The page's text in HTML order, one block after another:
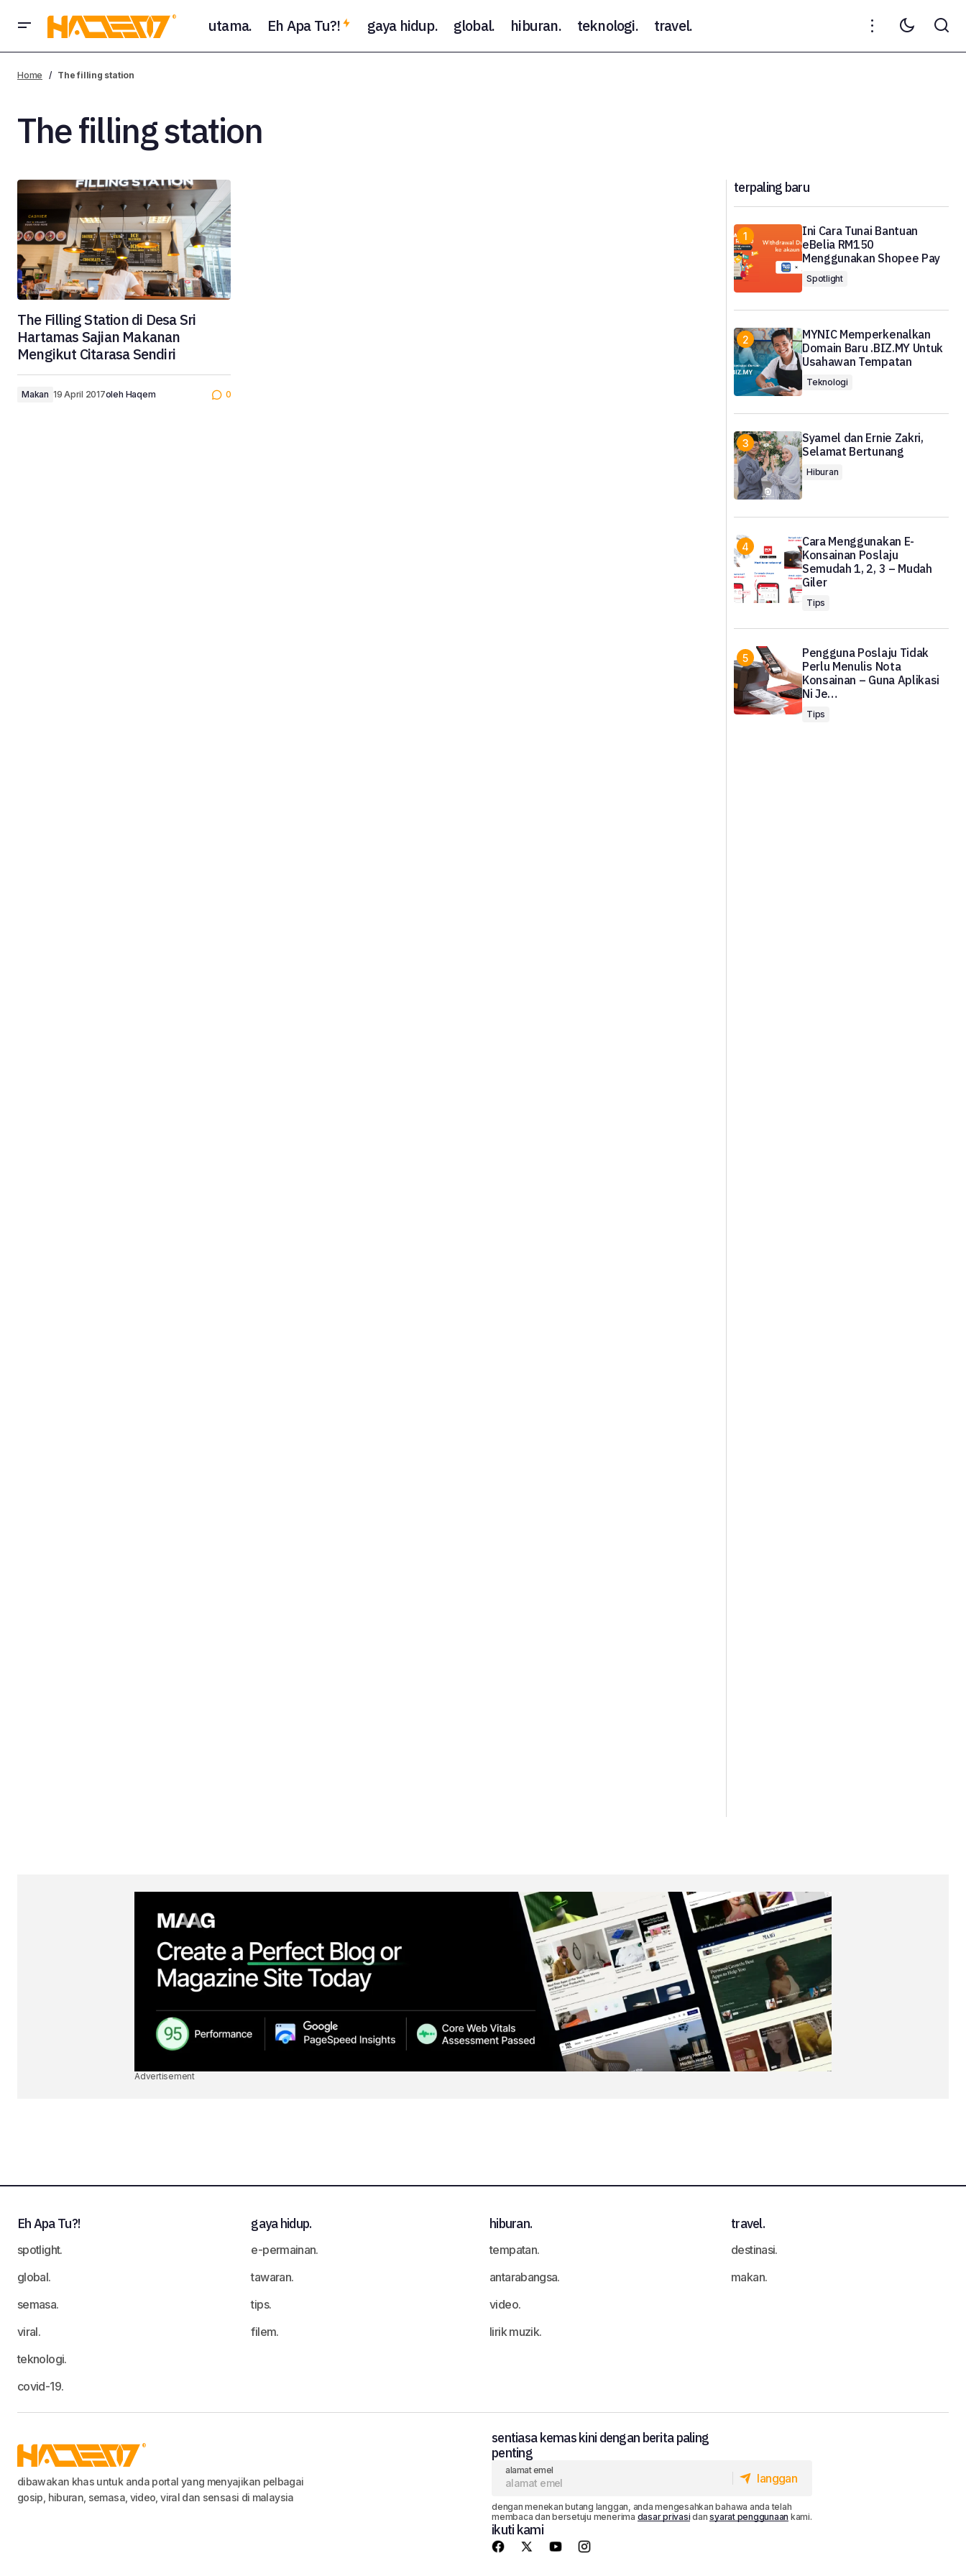
utama. Eh Apa Tu?! gaya hidup. global. hiburan. teknologi. travel.
Home The filling station
The filling station
The Filling Station di Desa Sri
Hartamas Sajian Makanan
Mengikut Citarasa Sendiri
Makan 19 April 2017oleh Haqem 0
terpaling baru
Ini Cara Tunai Bantuan
eBelia RM150
Menggunakan Shopee Pay
Spotlight
MYNIC Memperkenalkan
Domain Baru .BIZ.MY Untuk
Usahawan Tempatan
Teknologi
Syamel dan Ernie Zakri,
Selamat Bertunang
Hiburan
Cara Menggunakan E-
Konsainan Poslaju
Semudah 1, 2, 3 – Mudah
Giler
Tips
Pengguna Poslaju Tidak
Perlu Menulis Nota
Konsainan – Guna Aplikasi
Ni Je…
Tips
Advertisement
dibawakan khas untuk anda portal yang menyajikan pelbagai
gosip, hiburan, semasa, video, viral dan sensasi di malaysia
Eh Apa Tu?!
spotlight.
global.
semasa.
viral.
teknologi.
covid-19.
gaya hidup.
e-permainan.
tawaran.
tips.
filem.
hiburan.
tempatan.
antarabangsa.
video.
lirik muzik.
travel.
destinasi.
makan.
sentiasa kemas kini dengan berita paling
penting
alamat emel
langgan
dengan menekan butang langgan, anda mengesahkan bahawa anda telah
membaca dan bersetuju menerima dasar privasi dansyarat penggunaan kami.
ikuti kami